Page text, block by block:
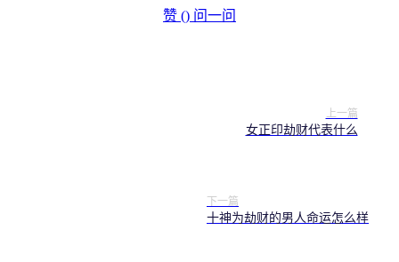
赞 () 问一问
上一篇
女正印劫财代表什么
下一篇
十神为劫财的男人命运怎么样